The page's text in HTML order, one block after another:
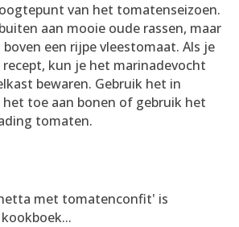
van het tomatenseizoen.
aan mooie oude rassen, maar
een rijpe vleestomaat. Als je
kun je het marinadevocht
bewaren. Gebruik het in
toe aan bonen of gebruik het
tomaten.
met tomatenconfit' is